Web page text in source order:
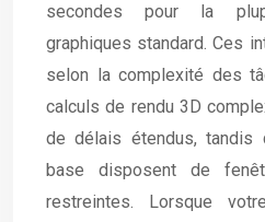
secondes pour la
graphiques standard. Ces
selon la complexité des
calculs de rendu 3D
de délais étendus, tandis
base disposent de
restreintes. Lorsque